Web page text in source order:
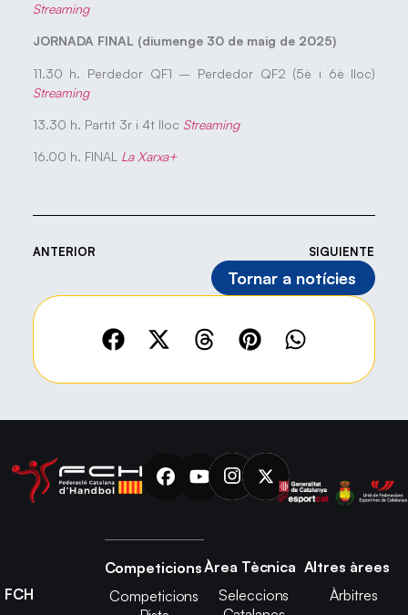
Streaming
JORNADA FINAL (diumenge 30 de maig de 2025)
11.30 h. Perdedor QF1 – Perdedor QF2 (5è i 6è lloc)
Streaming
13.30 h. Partit 3r i 4t lloc Streaming
16.00 h. FINAL La Xarxa+
ANTERIOR SIGUIENTE
Tornar a notícies
FCH
Competicions
Competicions
Àrea Tècnica
Seleccions
Altres àrees
Àrbitres